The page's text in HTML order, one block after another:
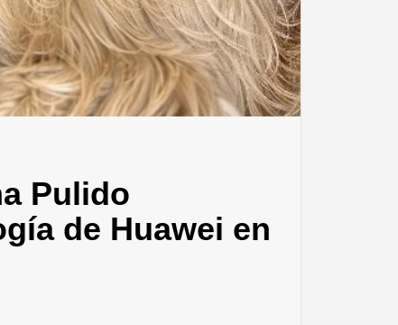
Pulido
de Huawei en